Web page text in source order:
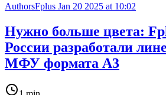
AuthorsFplus Jan 20 2025 at 10:02
Нужно больше цвета:
России разработали
МФУ формата А3